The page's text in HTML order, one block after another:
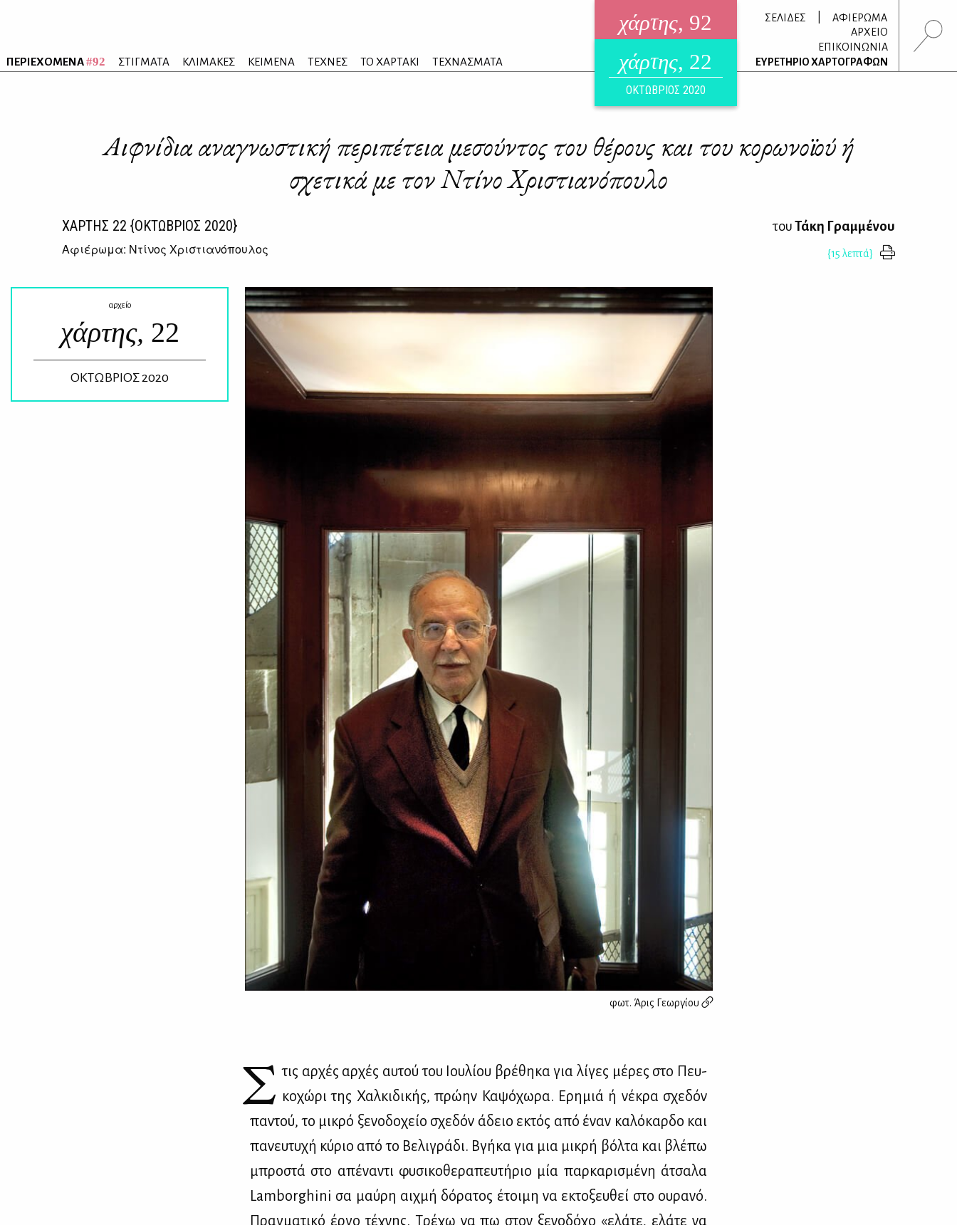
ΠΕΡΙΕΧΟΜΕΝΑ#92 ΣΤΙΓΜΑΤΑ ΚΛΙΜΑΚΕΣ ΚΕΙΜΕΝΑ ΤΕΧΝΕΣ ΤΟ ΧΑΡΤΑΚΙ ΤΕΧΝΑΣΜΑΤΑ
χάρτης, 92
ηλεκτρονικό περιοδικό
ΑΥΓΟΥΣΤΟΣ 2026
χάρτης, 22
ΟΚΤΩΒΡΙΟΣ 2020
ΣΕΛΙΔΕΣ
ΑΦΙΕΡΩΜΑ
ΑΡΧΕΙΟ
ΕΠΙΚΟΙΝΩΝΙΑ
ΕΥΡΕΤΗΡΙΟ ΧΑΡΤΟΓΡΑΦΩΝ
Αιφνίδια αναγνωστική περιπέτεια μεσούντος του θέρους και του κορωνοϊού ή
σχετικά με τον Ντίνο Χριστιανόπουλο
ΧΑΡΤΗΣ 22 {ΟΚΤΩΒΡΙΟΣ 2020}
Αφιέρωμα: Ντίνος Χριστιανόπουλος
τουΤάκη Γραμμένου
{15 λεπτά}
αρχείο
χάρτης, 22
ΟΚΤΩΒΡΙΟΣ 2020
φωτ. Άρις Γεωργίου
Σ τις αρ­χές αρ­χές αυ­τού του Ιου­λί­ου βρέ­θη­κα για λί­γες μέ­ρες στο Πευ­
κο­χώ­ρι της Χαλ­κι­δι­κής, πρώ­ην Κα­ψό­χω­ρα. Ερη­μιά ή νέ­κρα σχε­δόν
πα­ντού, το μι­κρό ξε­νο­δο­χείο σχε­δόν άδειο εκτός από έναν κα­λό­καρ­δο και
πα­νευ­τυ­χή κύ­ριο από το Βε­λι­γρά­δι. Βγή­κα για μια μι­κρή βόλ­τα και βλέ­πω
μπρο­στά στο απέ­να­ντι φυ­σι­κο­θε­ρα­πευ­τή­ριο μία παρ­κα­ρι­σμέ­νη άτσα­λα
Lamborghini σα μαύ­ρη αιχ­μή δό­ρα­τος έτοι­μη να εκτο­ξευ­θεί στο ου­ρα­νό.
Πραγ­μα­τι­κό έρ­γο τέ­χνης. Τρέ­χω να πω στον ξε­νο­δό­χο «ελά­τε, ελά­τε να